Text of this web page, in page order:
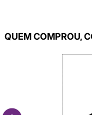
QUEM COMPROU,